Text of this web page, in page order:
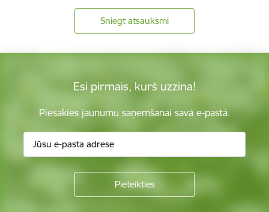
Sniegt atsauksmi
Esi pirmais, kurš uzzina!
Piesakies jaunumu saņemšanai savā e-pastā.